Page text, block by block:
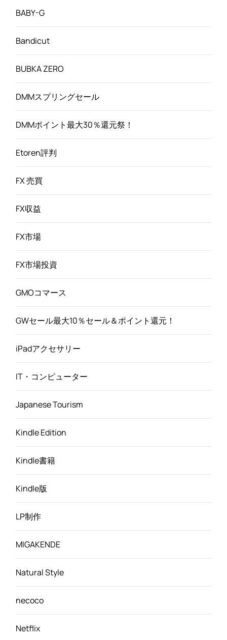
BABY-G
Bandicut
BUBKA ZERO
DMMスプリングセール
DMMポイント最大30％還元祭！
Etoren評判
FX 売買
FX収益
FX市場
FX市場投資
GMOコマース
GWセール最大10％セール＆ポイント還元！
iPadアクセサリー
IT・コンピューター
Japanese Tourism
Kindle Edition
Kindle書籍
Kindle版
LP制作
MIGAKENDE
Natural Style
necoco
Netflix